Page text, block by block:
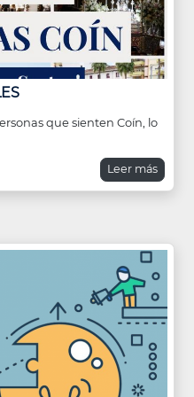
que sienten Coín, lo
Leer más